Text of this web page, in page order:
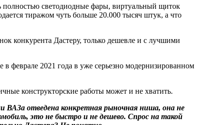
полностью светодиодные фары, виртуальный щиток
тиражом чуть больше 20.000 тысяч штук, а что
конкурента Дастеру, только дешевле и с лучшими
феврале 2021 года в уже серьезно модернизированном
конструкторские работы может и не хватить.
ВАЗа отведена конкретная рыночная ниша, она не
это не быстро и не дешево. Спрос на такой